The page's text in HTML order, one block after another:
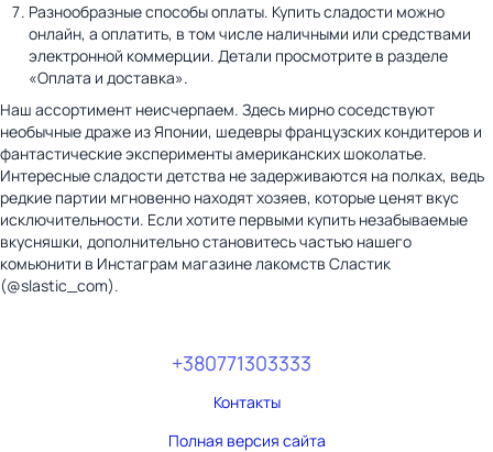
Разнообразные способы оплаты. Купить сладости можно
онлайн, а оплатить, в том числе наличными или средствами
электронной коммерции. Детали просмотрите в разделе
«Оплата и доставка».
Наш ассортимент неисчерпаем. Здесь мирно соседствуют
необычные драже из Японии, шедевры французских кондитеров и
фантастические эксперименты американских шоколатье.
Интересные сладости детства не задерживаются на полках, ведь
редкие партии мгновенно находят хозяев, которые ценят вкус
исключительности. Если хотите первыми купить незабываемые
вкусняшки, дополнительно становитесь частью нашего
комьюнити в Инстаграм магазине лакомств Сластик
(@slastic_com).
+380771303333
Контакты
Полная версия сайта